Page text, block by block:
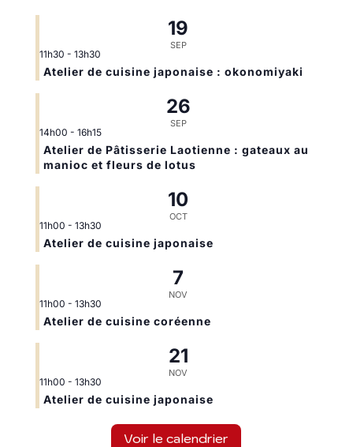
19
SEP
11h30 - 13h30
Atelier de cuisine japonaise : okonomiyaki
26
SEP
14h00 - 16h15
Atelier de Pâtisserie Laotienne : gateaux au
manioc et fleurs de lotus
10
OCT
11h00 - 13h30
Atelier de cuisine japonaise
7
NOV
11h00 - 13h30
Atelier de cuisine coréenne
21
NOV
11h00 - 13h30
Atelier de cuisine japonaise
Voir le calendrier